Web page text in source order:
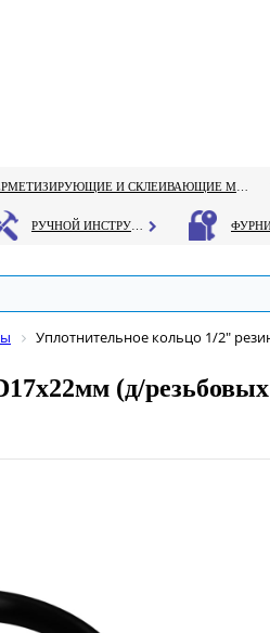
Уплотнительное кольцо 1/2"
(д/